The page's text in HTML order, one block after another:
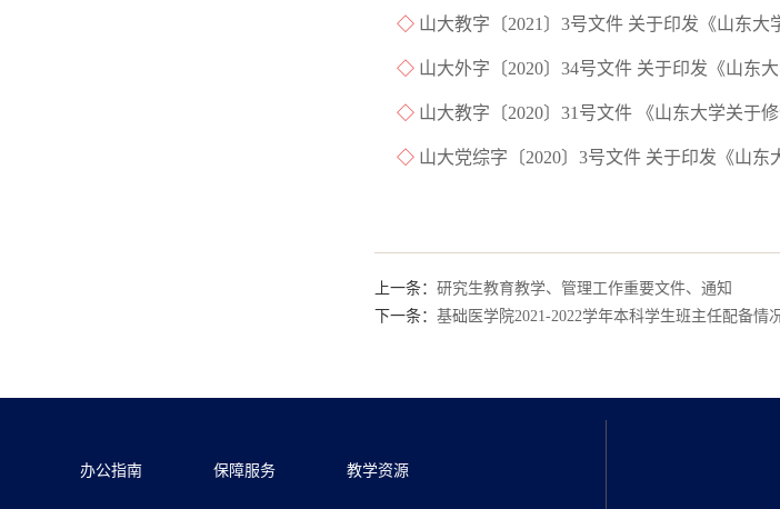
◇ 山大教字〔2021〕3号文件 关于印发《山东大
◇ 山大外字〔2020〕34号文件 关于印发《山东
◇ 山大教字〔2020〕31号文件 《山东大学关于
◇ 山大党综字〔2020〕3号文件 关于印发《山东
上一条： 研究生教育教学、管理工作重要文件、通知
下一条： 基础医学院2021-2022学年本科学生班主任配备情
办公指南 保障服务 教学资源